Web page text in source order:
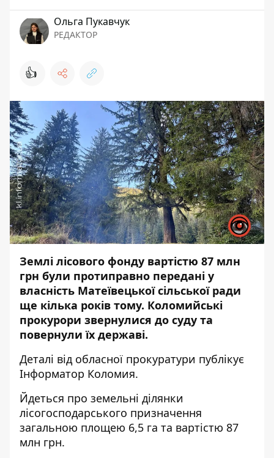
Ольга Пукавчук
РЕДАКТОР
👍
Землі лісового фонду вартістю 87 млн
грн були протиправно передані у
власність Матеївецької сільської ради
ще кілька років тому. Коломийські
прокурори звернулися до суду та
повернули їх державі.
Деталі від обласної прокуратури публікує
Інформатор Коломия.
Йдеться про земельні ділянки
лісогосподарського призначення
загальною площею 6,5 га та вартістю 87
млн грн.